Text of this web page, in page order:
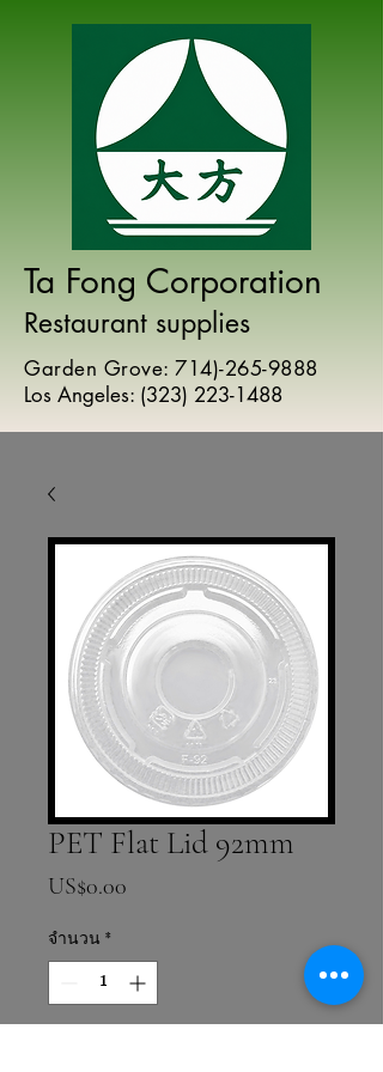
Ta Fong Corporation
Restaurant supplies
Garden Grove:714)-265-9888
Los Angeles: (323) 223-1488
PET Flat Lid 92mm
US$0.00
จำนวน *